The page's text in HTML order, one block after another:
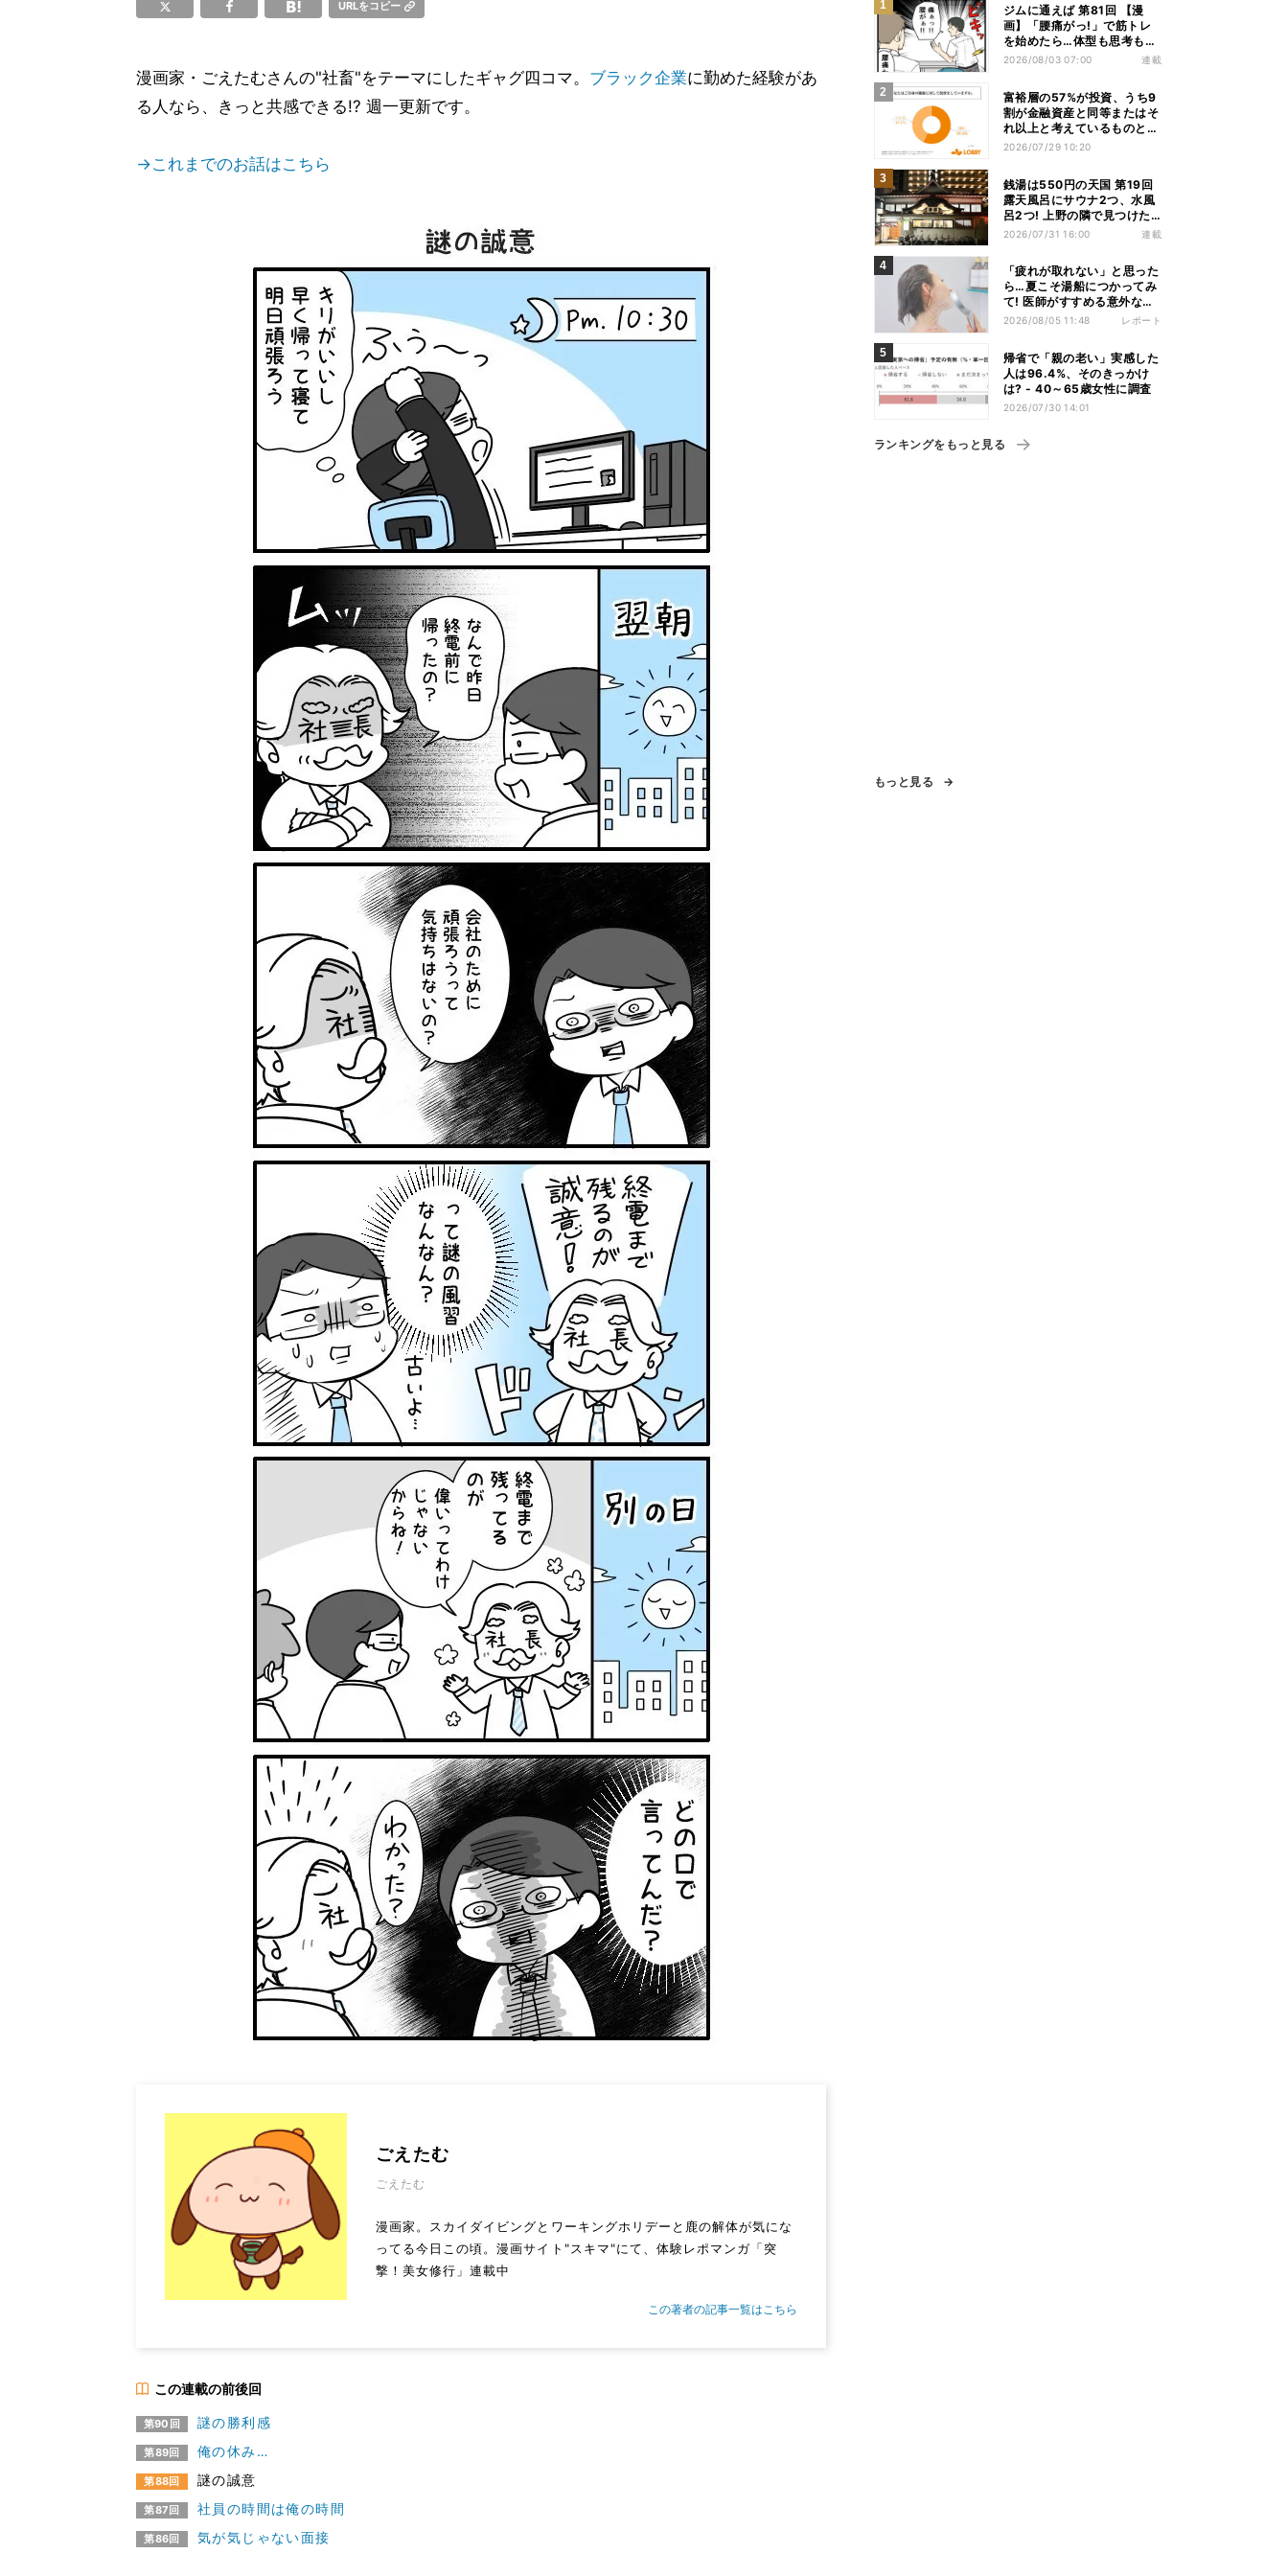
URLをコピー
漫画家・ごえたむさんの"社畜"をテーマにしたギャグ四コマ。 ブラック企業に勤めた経験があ
る人なら、きっと共感できる!? 週一更新です。
→これまでのお話はこちら
ごえたむ
ごえたむ
漫画家。スカイダイビングとワーキングホリデーと鹿の解体が気にな
ってる今日この頃。漫画サイト"スキマ"にて、体験レポマンガ「突
撃！美女修行」連載中
この著者の記事一覧はこちら
この連載の前後回
第90回 謎の勝利感
第89回 俺の休み…
第88回 謎の誠意
第87回 社員の時間は俺の時間
第86回 気が気じゃない面接
ジムに通えば 第81回 【漫
画】「腰痛がっ!」で筋トレ
を始めたら…体型も思考も別
人になっていた
2026/08/03 07:00 連載
富裕層の57%が投資、うち9
割が金融資産と同等またはそ
れ以上と考えているものと
は? - 「ないと人生を楽しめ
い戻すことが困難」
2026/07/29 10:20
銭湯は550円の天国 第19回
露天風呂にサウナ2つ、水風
呂2つ! 上野の隣で見つけた
東京屈指の人気銭湯
2026/07/31 16:00 連載
「疲れが取れない」と思った
ら…夏こそ湯船につかってみ
て! 医師がすすめる意外な入
浴習慣
2026/08/05 11:48 レポート
帰省で「親の老い」実感した
人は96.4%、そのきっかけ
は? - 40～65歳女性に調査
2026/07/30 14:01
ランキングをもっと見る
もっと見る